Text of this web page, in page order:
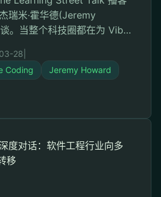
瑞米·霍华德(Jeremy
。当整个科技圈都在为 Vibe
这种方式"让他感到恶心，
这不是对 AI 技术的反对，而
深切担忧。 序章：被狂热掩
28
Coding
Jeremy Howard